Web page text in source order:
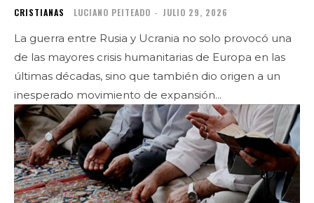
CRISTIANAS LUCIANO PEITEADO - JULIO 29, 2026
La guerra entre Rusia y Ucrania no solo provocó una
de las mayores crisis humanitarias de Europa en las
últimas décadas, sino que también dio origen a un
inesperado movimiento de expansión...